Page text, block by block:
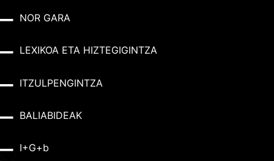
NOR GARA
LEXIKOA ETA HIZTEGIGINTZA
ITZULPENGINTZA
BALIABIDEAK
I+G+b